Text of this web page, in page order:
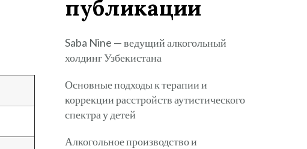
публикации
Saba Nine — ведущий алкогольный
холдинг Узбекистана
Основные подходы к терапии и
коррекции расстройств аутистического
спектра у детей
Алкогольное производство и